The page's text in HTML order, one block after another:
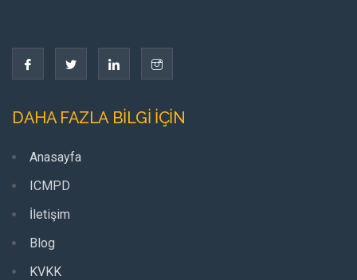
DAHA FAZLA BİLGİ İÇİN
Anasayfa
ICMPD
İletişim
Blog
KVKK